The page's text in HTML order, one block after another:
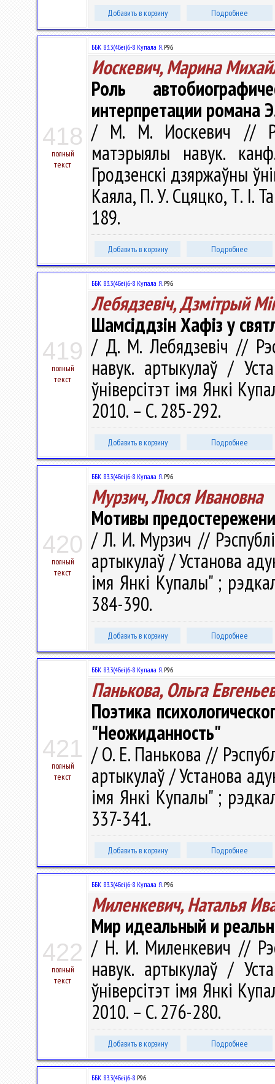
Добавить в корзину Подробнее
418
полный
текст
ББК 83.3(4Беі)6-8 Купала Я.Р96
Иоскевич, Марина
Роль
интерпретации романа
/ М. М. Иоскевич //
матэрыялы навук.
Гродзенскi дзяржаўны
Каяла, П. У. Сцяцко, Т. І.
189.
Добавить в корзину Подробнее
419
полный
текст
ББК 83.3(4Беі)6-8 Купала Я.Р96
Лебядзевіч, Дзмітрый
Шамсіддзін Хафіз у
/ Д. М. Лебядзевіч //
навук. артыкулаў /
ўніверсітэт імя Янкі
2010. – С. 285-292.
Добавить в корзину Подробнее
420
полный
текст
ББК 83.3(4Беі)6-8 Купала Я.Р96
Мурзич, Люся Ивановна
Мотивы
/ Л. И. Мурзич //
артыкулаў / Установа
імя Янкі Купалы" ;
384-390.
Добавить в корзину Подробнее
421
полный
текст
ББК 83.3(4Беі)6-8 Купала Я.Р96
Панькова, Ольга
Поэтика
"Неожиданность"
/ О. Е. Панькова //
артыкулаў / Установа
імя Янкі Купалы" ;
337-341.
Добавить в корзину Подробнее
422
полный
текст
ББК 83.3(4Беі)6-8 Купала Я.Р96
Миленкевич, Наталья
Мир идеальный и
/ Н. И. Миленкевич //
навук. артыкулаў /
ўніверсітэт імя Янкі
2010. – С. 276-280.
Добавить в корзину Подробнее
ББК 83.3(4Беі)6-8 Р96